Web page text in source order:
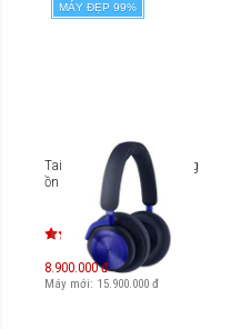
MÁY ĐẸP 99%
Tai nghe không dây chống
ồn B&O Beoplay HX
8.900.000 đ
Máy mới: 15.900.000 đ